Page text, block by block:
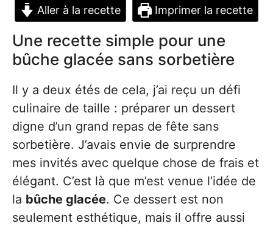
Aller à la recette Imprimer la recette
Une recette simple pour une
bûche glacée sans sorbetière
Il y a deux étés de cela, j’ai reçu un défi
culinaire de taille : préparer un dessert
digne d’un grand repas de fête sans
sorbetière. J’avais envie de surprendre
mes invités avec quelque chose de frais et
élégant. C’est là que m’est venue l’idée de
la bûche glacée. Ce dessert est non
seulement esthétique, mais il offre aussi